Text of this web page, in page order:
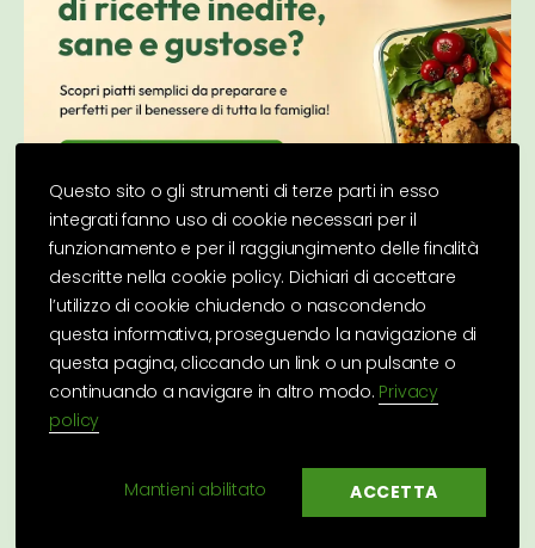
Basilico Secco© 2026 |Privacy Policy |Cookie
Questo sito o gli strumenti di terze parti in esso
integrati fanno uso di cookie necessari per il
funzionamento e per il raggiungimento delle finalità
descritte nella cookie policy. Dichiari di accettare
l’utilizzo di cookie chiudendo o nascondendo
questa informativa, proseguendo la navigazione di
questa pagina, cliccando un link o un pulsante o
continuando a navigare in altro modo. Privacy
policy
ACCETTA
Mantieni abilitato